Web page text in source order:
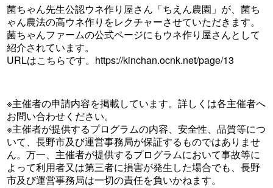
菌ちゃん先生公認ウネ作り屋さん「ちえん農園」が、菌ち
ゃん農法の高ウネ作りをレクチャーさせていただきます。
菌ちゃんファームの公式ページにもウネ作り屋さんとして
紹介されています。
URLはこちらです。https://kinchan.ocnk.net/page/13
※主催者の申請内容を掲載しています。詳しくは各主催者へ
お問い合わせください。
※主催者が提供するプログラムの内容、安全性、品質等につ
いて、長野市及び運営事務局が保証するものではありませ
ん。万一、主催者が提供するプログラムにおいて事故等に
よって利用者又は第三者に損害が発生した場合でも、長野
市及び運営事務局は一切の責任を負いかねます。